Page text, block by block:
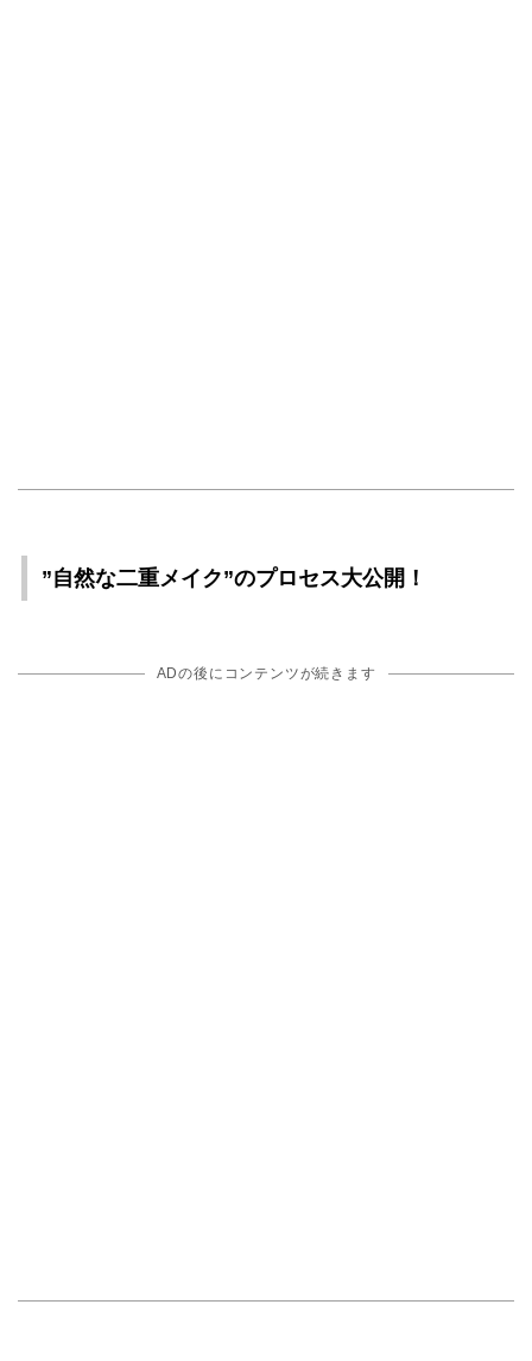
”自然な二重メイク”のプロセス大公開！
ADの後にコンテンツが続きます